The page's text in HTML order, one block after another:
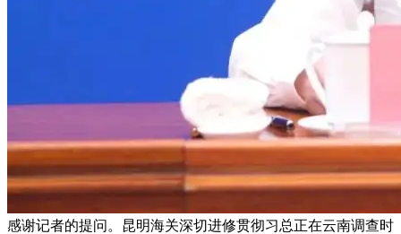
感谢记者的提问。昆明海关深切进修贯彻习总正在云南调查时